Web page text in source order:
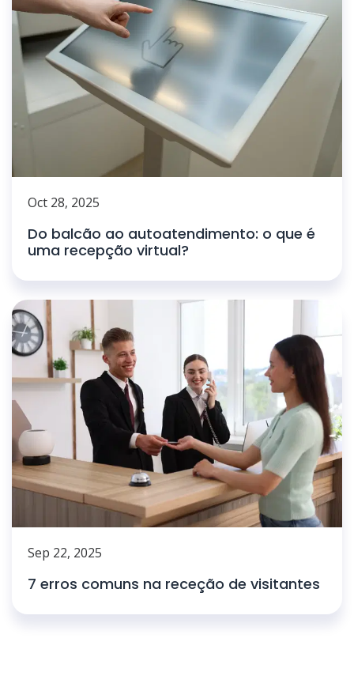
Oct 28, 2025
Do balcão ao autoatendimento: o que é
uma recepção virtual?
Sep 22, 2025
7 erros comuns na receção de visitantes